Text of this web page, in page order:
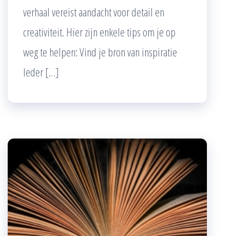
verhaal vereist aandacht voor detail en
creativiteit. Hier zijn enkele tips om je op
weg te helpen: Vind je bron van inspiratie
Ieder […]